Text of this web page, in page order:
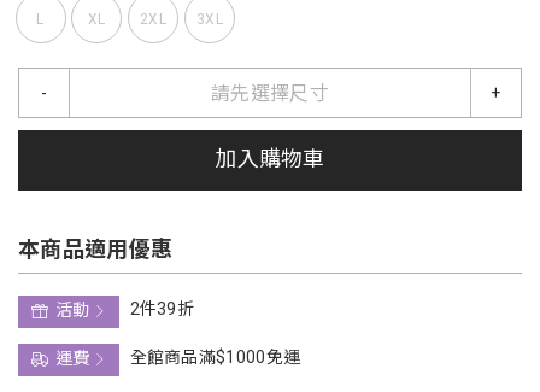
L XL 2XL 3XL
請先選擇尺寸
- +
加入購物車
本商品適用優惠
活動
2件39折
運費
全館商品滿$1000免運